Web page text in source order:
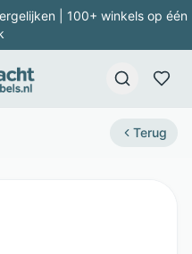
| 100+ winkels op één
Terug